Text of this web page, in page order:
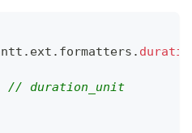
. ext . formatters .
// duration_unit